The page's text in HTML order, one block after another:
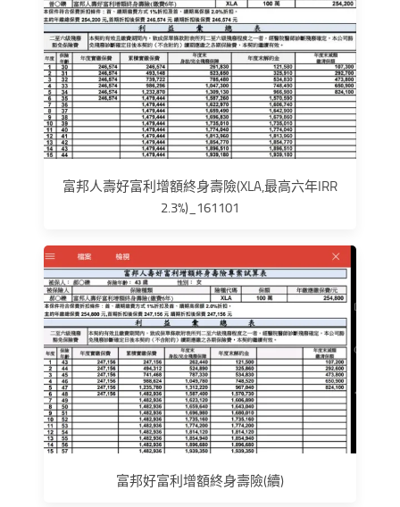
富邦人壽好富利增額終身壽險(XLA,最高六年IRR
2.3%)_161101
富邦好富利增額終身壽險(續)